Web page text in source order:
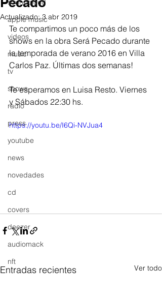
soundcloud
apple music
videos
music
tv
shows
radio
press
youtube
news
novedades
cd
covers
deezer
audiomack
nft
Actualizado:3 abr 2019
Te compartimos un poco más de los
shows en la obra Será Pecado durante
la temporada de verano 2016 en Villa
Carlos Paz. Últimas dos semanas!
Te esperamos en Luisa Resto. Viernes
y Sábados 22:30 hs.
https://youtu.be/I6Qi-NVJua4
Entradas recientes Ver todo